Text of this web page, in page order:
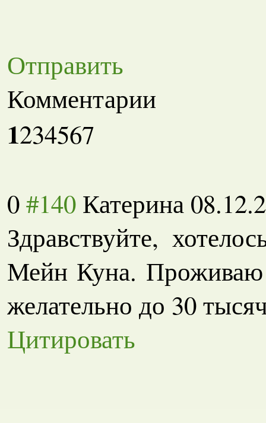
Отправить
Комментарии
1234567
0#140 Катерина
Здравствуйте,
Мейн Куна.
желательно до 30
Цитировать